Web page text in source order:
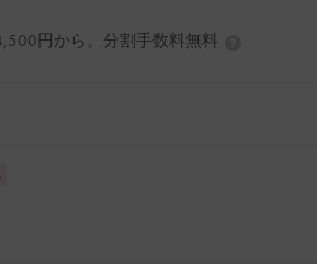
円から。分割手数料無料